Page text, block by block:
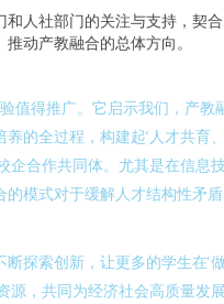
和人社部门的关注与支持，契
动产教融合的总体方向。
值得推广。它启示我们，产教
的全过程，构建起‘人才共育
企合作共同体。尤其是在信息
模式对于缓解人才结构性矛
探索创新，让更多的学生在‘
源，共同为经济社会高质量发